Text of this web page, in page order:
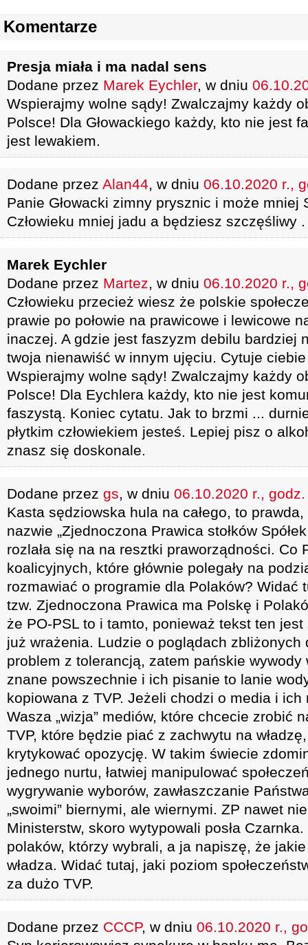
Komentarze
Presja miała i ma nadal sens
Dodane przez Marek Eychler, w dniu
Wspierajmy wolne sądy! Zwalczajmy każdy
Polsce! Dla Głowackiego każdy, kto nie jest
jest lewakiem.
Dodane przez Alan44, w dniu 06.10.2020 r.,
Panie Głowacki zimny prysznic i może mniej
Człowieku mniej jadu a będziesz szczęśliwy .
Marek Eychler
Dodane przez Martez, w dniu 06.10.2020 r.,
Człowieku przecież wiesz że polskie
prawie po połowie na prawicowe i lewicowe
inaczej. A gdzie jest faszyzm debilu bardziej
twoja nienawiść w innym ujęciu. Cytuje
Wspierajmy wolne sądy! Zwalczajmy każdy
Polsce! Dla Eychlera każdy, kto nie jest
faszystą. Koniec cytatu. Jak to brzmi ...
płytkim człowiekiem jesteś. Lepiej pisz o
znasz się doskonale.
Dodane przez gs, w dniu 06.10.2020 r.,
Kasta sędziowska hula na całego, to
nazwie „Zjednoczona Prawica stołków
rozlała się na na resztki praworządności. Co
koalicyjnych, które głównie polegały na
rozmawiać o programie dla Polaków? Widać
tzw. Zjednoczona Prawica ma Polskę i
że PO-PSL to i tamto, ponieważ tekst ten
już wrażenia. Ludzie o poglądach zbliżonych
problem z tolerancją, zatem pańskie wywody
znane powszechnie i ich pisanie to lanie
kopiowana z TVP. Jeżeli chodzi o media i
Wasza „wizja” mediów, które chcecie zrobić
TVP, które będzie piać z zachwytu na
krytykować opozycję. W takim świecie
jednego nurtu, łatwiej manipulować
wygrywanie wyborów, zawłaszczanie
„swoimi” biernymi, ale wiernymi. ZP nawet
Ministerstw, skoro wytypowali posła
polaków, którzy wybrali, a ja napiszę, że
władza. Widać tutaj, jaki poziom
za dużo TVP.
Dodane przez CCCP, w dniu 06.10.2020 r.,